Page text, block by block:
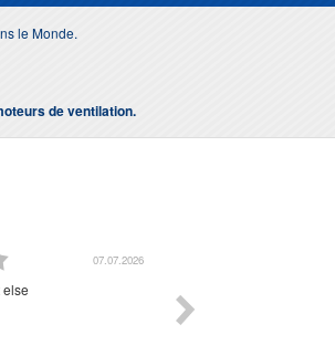
le Monde.
de ventilation.
07.07.2026